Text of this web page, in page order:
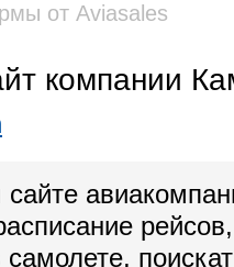
от Aviasales
компании
самолете,